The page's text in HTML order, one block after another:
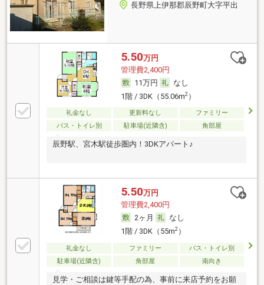
長野県上伊那郡辰野町大字平出
5.50万円
管理費2,400円
11万円
なし
1階 / 3DK（55.06m2）
礼金なし 更新料なし
ファミリー
バス・トイレ別
駐車場(近隣含) 角部屋
辰野駅、宮木駅徒歩圏内！3DKアパート♪
5.50万円
管理費2,400円
2ヶ月
なし
1階 / 3DK（55m2）
礼金なし ファミリー
バス・トイレ別
駐車場(近隣含)
角部屋 南向き
見学・ご相談は鍵等手配の為、事前に来店予約をお願